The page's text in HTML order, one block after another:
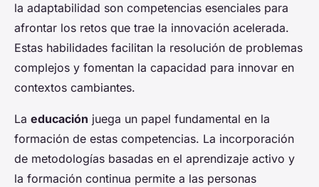
la adaptabilidad son competencias esenciales para
afrontar los retos que trae la innovación acelerada.
Estas habilidades facilitan la resolución de problemas
complejos y fomentan la capacidad para innovar en
contextos cambiantes.
La educación juega un papel fundamental en la
formación de estas competencias. La incorporación
de metodologías basadas en el aprendizaje activo y
la formación continua permite a las personas